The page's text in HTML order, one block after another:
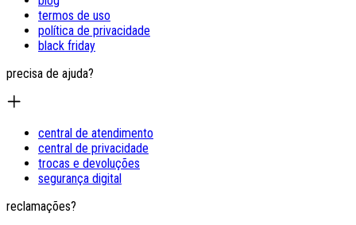
termos de uso
política de privacidade
black friday
precisa de ajuda?
central de atendimento
central de privacidade
trocas e devoluções
segurança digital
reclamações?